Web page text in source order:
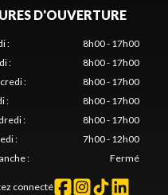
D'OUVERTURE
:
8h00 - 17h00
:
8h00 - 17h00
:
8h00 - 17h00
:
8h00 - 17h00
:
8h00 - 17h00
:
7h00 - 12h00
: Fermé
connecté